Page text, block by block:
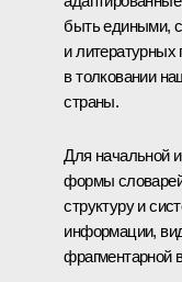
быть едиными,
и литературных
в толковании
страны.
Для начальной
формы
структуру и
информации,
фрагментарной